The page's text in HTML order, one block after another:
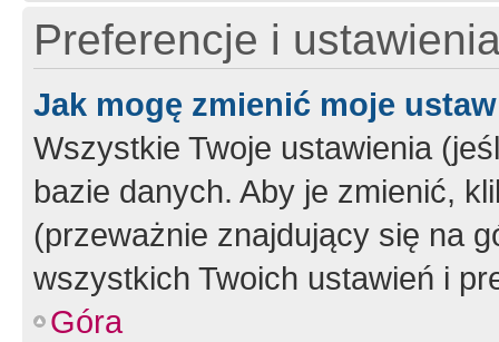
Preferencje i
Jak mogę zmienić moje
Wszystkie Twoje ustawienia
bazie danych. Aby je zmienić,
(przeważnie znajdujący się na
wszystkich Twoich ustawień i
Góra